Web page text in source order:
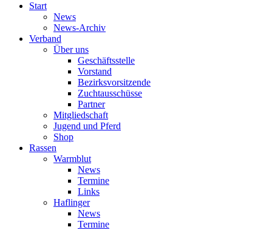
Start
News
News-Archiv
Verband
Über uns
Geschäftsstelle
Vorstand
Bezirksvorsitzende
Zuchtausschüsse
Partner
Mitgliedschaft
Jugend und Pferd
Shop
Rassen
Warmblut
News
Termine
Links
Haflinger
News
Termine